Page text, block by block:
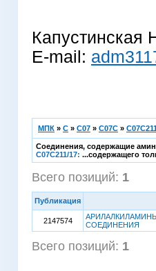
Капустинская
E-mail:
МПК » C » C07 » C07C »
Соединения, содержащие
C07C211/17: ...содержащего
Всего позиций: 1
Публикация
2147574
СОЕДИНЕНИЯ
Всего позиций: 1